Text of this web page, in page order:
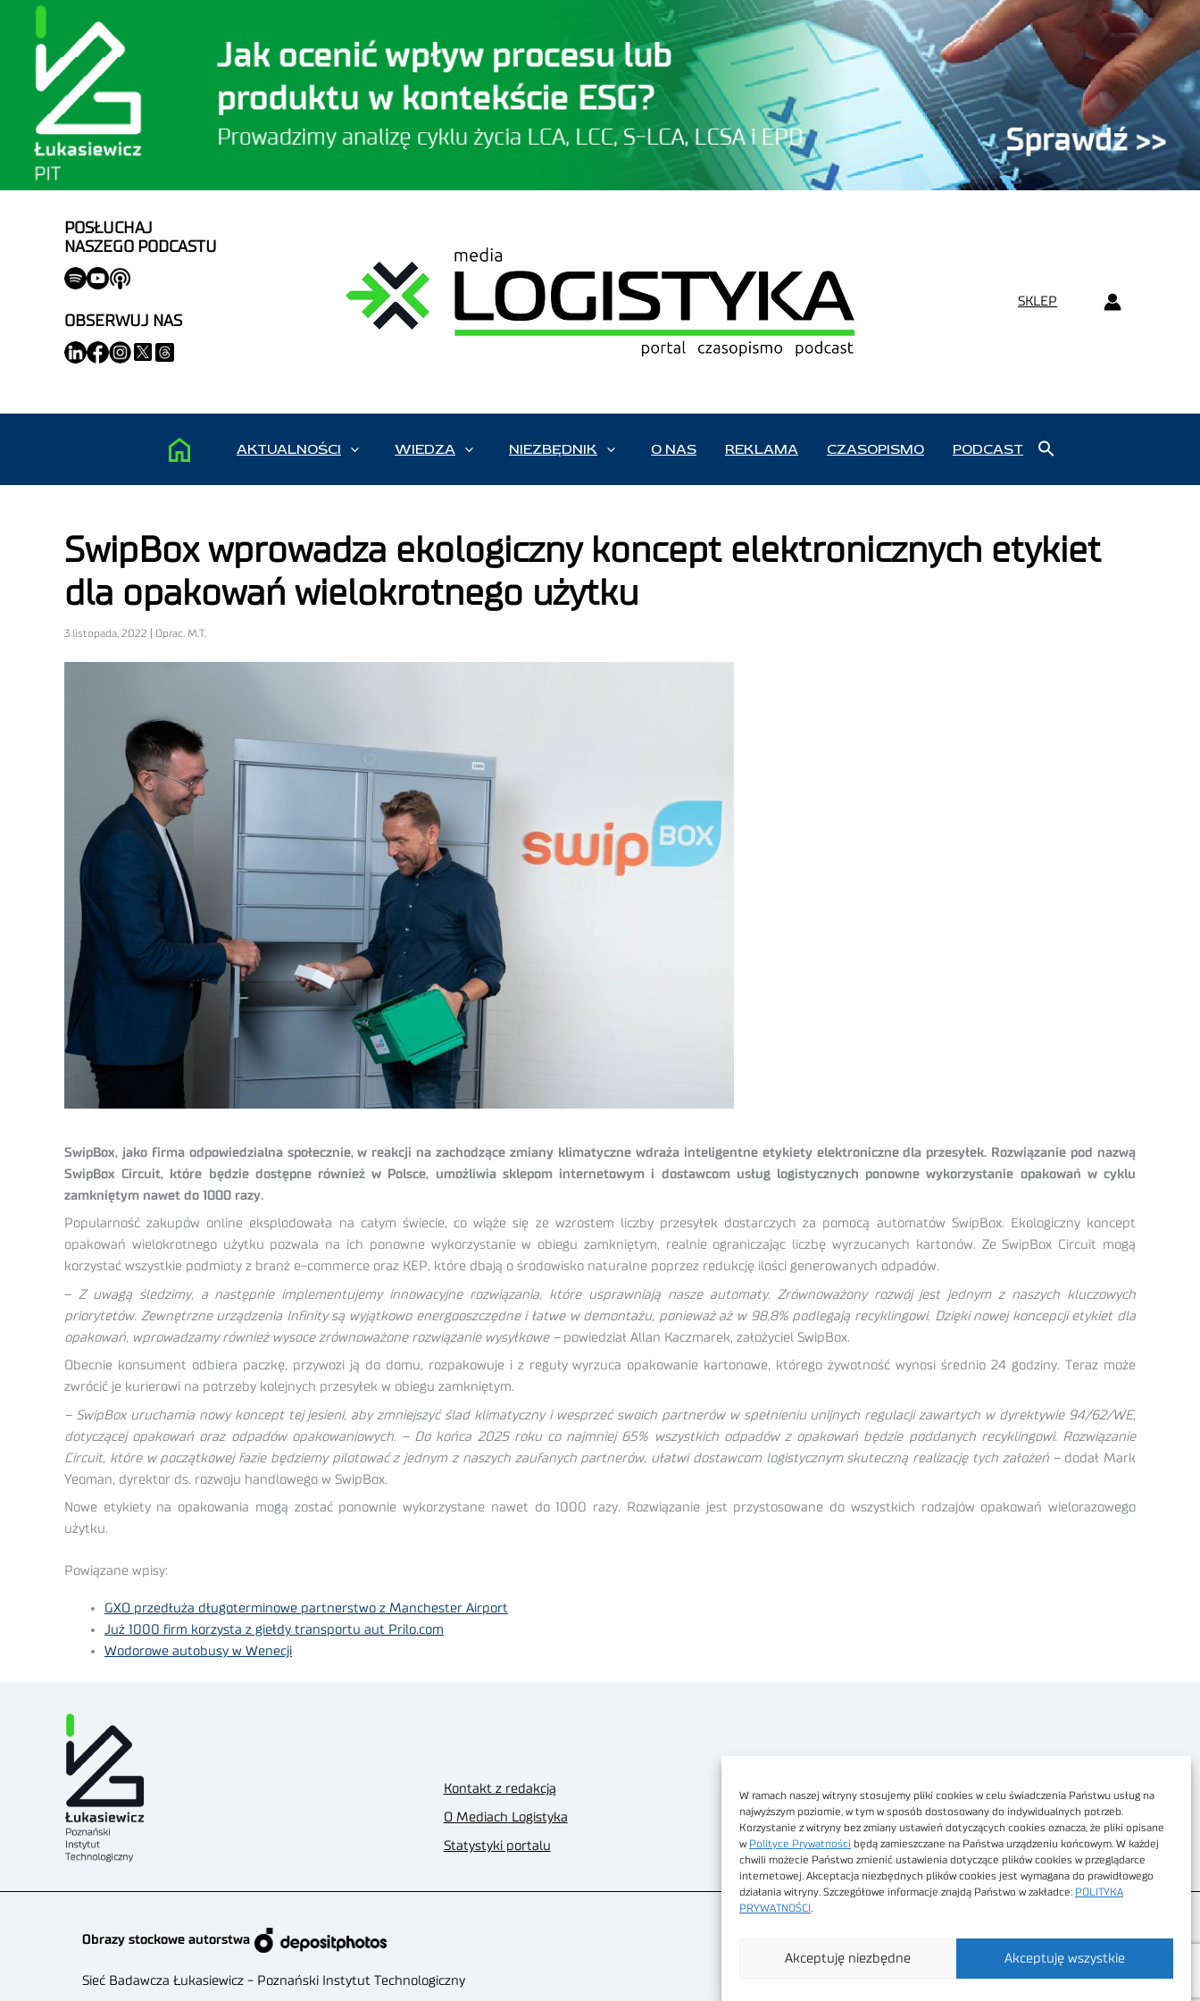
W ramach naszej witryny stosujemy pliki cookies w celu świadczenia Państwu usług na
najwyższym poziomie, w tym w sposób dostosowany do indywidualnych potrzeb.
Korzystanie z witryny bez zmiany ustawień dotyczących cookies oznacza, że pliki opisane
w Polityce Prywatności będą zamieszczane na Państwa urządzeniu końcowym. W każdej
chwili możecie Państwo zmienić ustawienia dotyczące plików cookies w przeglądarce
internetowej. Akceptacja niezbędnych plików cookies jest wymagana do prawidłowego
działania witryny. Szczegółowe informacje znajdą Państwo w zakładce: POLITYKA
PRYWATNOŚCI
Akceptuję wszystkie
Akceptuję niezbędne
POSŁUCHAJ
NASZEGO PODCASTU
OBSERWUJ NAS
SKLEP
AKTUALNOŚCI WIEDZA NIEZBĘDNIK O NAS REKLAMA CZASOPISMO PODCAST
SwipBox wprowadza ekologiczny koncept elektronicznych etykiet
dla opakowań wielokrotnego użytku
3 listopada, 2022 | Oprac. M.T.
SwipBox, jako firma odpowiedzialna społecznie, w reakcji na zachodzące zmiany klimatyczne wdraża inteligentne etykiety elektroniczne dla przesyłek. Rozwiązanie pod nazwą
SwipBox Circuit, które będzie dostępne również w Polsce, umożliwia sklepom internetowym i dostawcom usług logistycznych ponowne wykorzystanie opakowań w cyklu
zamkniętym nawet do 1000 razy.
Popularność zakupów online eksplodowała na całym świecie, co wiąże się ze wzrostem liczby przesyłek dostarczych za pomocą automatów SwipBox. Ekologiczny koncept
opakowań wielokrotnego użytku pozwala na ich ponowne wykorzystanie w obiegu zamkniętym, realnie ograniczając liczbę wyrzucanych kartonów. Ze SwipBox Circuit mogą
korzystać wszystkie podmioty z branż e-commerce oraz KEP, które dbają o środowisko naturalne poprzez redukcję ilości generowanych odpadów.
– Z uwagą śledzimy, a następnie implementujemy innowacyjne rozwiązania, które usprawniają nasze automaty. Zrównoważony rozwój jest jednym z naszych kluczowych
priorytetów. Zewnętrzne urządzenia Infinity są wyjątkowo energooszczędne i łatwe w demontażu, ponieważ aż w 98,8% podlegają recyklingowi. Dzięki nowej koncepcji etykiet dla
opakowań, wprowadzamy również wysoce zrównoważone rozwiązanie wysyłkowe –powiedział Allan Kaczmarek, założyciel SwipBox.
Obecnie konsument odbiera paczkę, przywozi ją do domu, rozpakowuje i z reguły wyrzuca opakowanie kartonowe, którego żywotność wynosi średnio 24 godziny. Teraz może
zwrócić je kurierowi na potrzeby kolejnych przesyłek w obiegu zamkniętym.
– SwipBox uruchamia nowy koncept tej jesieni, aby zmniejszyć ślad klimatyczny i wesprzeć swoich partnerów w spełnieniu unijnych regulacji zawartych w dyrektywie 94/62/WE,
dotyczącej opakowań oraz odpadów opakowaniowych. – Do końca 2025 roku co najmniej 65% wszystkich odpadów z opakowań będzie poddanych recyklingowi. Rozwiązanie
Circuit, które w początkowej fazie będziemy pilotować z jednym z naszych zaufanych partnerów, ułatwi dostawcom logistycznym skuteczną realizację tych założeń –dodał Mark
Yeoman, dyrektor ds. rozwoju handlowego w SwipBox.
Nowe etykiety na opakowania mogą zostać ponownie wykorzystane nawet do 1000 razy. Rozwiązanie jest przystosowane do wszystkich rodzajów opakowań wielorazowego
użytku.
Powiązane wpisy:
GXO przedłuża długoterminowe partnerstwo z Manchester Airport
Już 1000 firm korzysta z giełdy transportu aut Prilo.com
Wodorowe autobusy w Wenecji
Kontakt z redakcją
O Mediach Logistyka
Statystyki portalu
Dostępność cyfrowa
Regulamin Portalu
Regulamin sklepu
Obrazy stockowe autorstwa
Sieć Badawcza Łukasiewicz - Poznański Instytut Technologiczny